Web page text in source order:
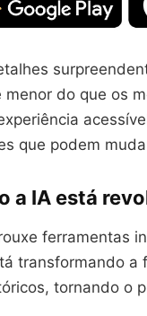
do que os
que podem
a IA está
ferramentas
transformando a
tornando o